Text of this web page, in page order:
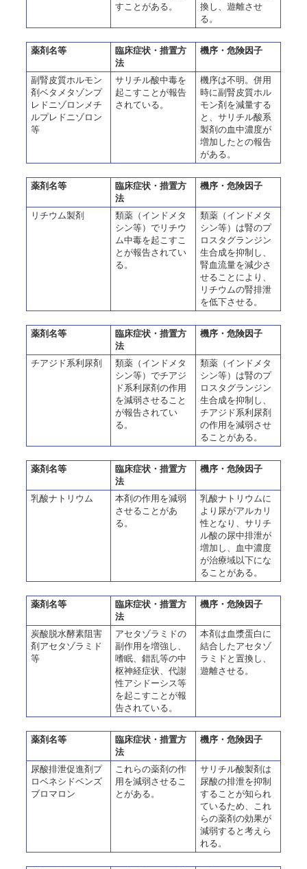
すことがある。
換し、遊離させ
る。
薬剤名等
臨床症状・措置方
法
機序・危険因子
副腎皮質ホルモン
剤ベタメタゾンプ
レドニゾロンメチ
ルプレドニゾロン
等
サリチル酸中毒を
起こすことが報告
されている。
機序は不明。併用
時に副腎皮質ホル
モン剤を減量する
と、サリチル酸系
製剤の血中濃度が
増加したとの報告
がある。
薬剤名等
臨床症状・措置方
法
機序・危険因子
リチウム製剤
類薬（インドメタ
シン等）でリチウ
ム中毒を起こすこ
とが報告されてい
る。
類薬（インドメタ
シン等）は腎のプ
ロスタグランジン
生合成を抑制し、
腎血流量を減少さ
せることにより、
リチウムの腎排泄
を低下させる。
薬剤名等
臨床症状・措置方
法
機序・危険因子
チアジド系利尿剤
類薬（インドメタ
シン等）でチアジ
ド系利尿剤の作用
を減弱させること
が報告されてい
る。
類薬（インドメタ
シン等）は腎のプ
ロスタグランジン
生合成を抑制し、
チアジド系利尿剤
の作用を減弱させ
ることがある。
薬剤名等
臨床症状・措置方
法
機序・危険因子
乳酸ナトリウム
本剤の作用を減弱
させることがあ
る。
乳酸ナトリウムに
より尿がアルカリ
性となり、サリチ
ル酸の尿中排泄が
増加し、血中濃度
が治療域以下にな
ることがある。
薬剤名等
臨床症状・措置方
法
機序・危険因子
炭酸脱水酵素阻害
剤アセタゾラミド
等
アセタゾラミドの
副作用を増強し、
嗜眠、錯乱等の中
枢神経症状、代謝
性アシドーシス等
を起こすことが報
告されている。
本剤は血漿蛋白に
結合したアセタゾ
ラミドと置換し、
遊離させる。
薬剤名等
臨床症状・措置方
法
機序・危険因子
尿酸排泄促進剤プ
ロベネシドベンズ
ブロマロン
これらの薬剤の作
用を減弱させるこ
とがある。
サリチル酸製剤は
尿酸の排泄を抑制
することが知られ
ているため、これ
らの薬剤の効果が
減弱すると考えら
れる。